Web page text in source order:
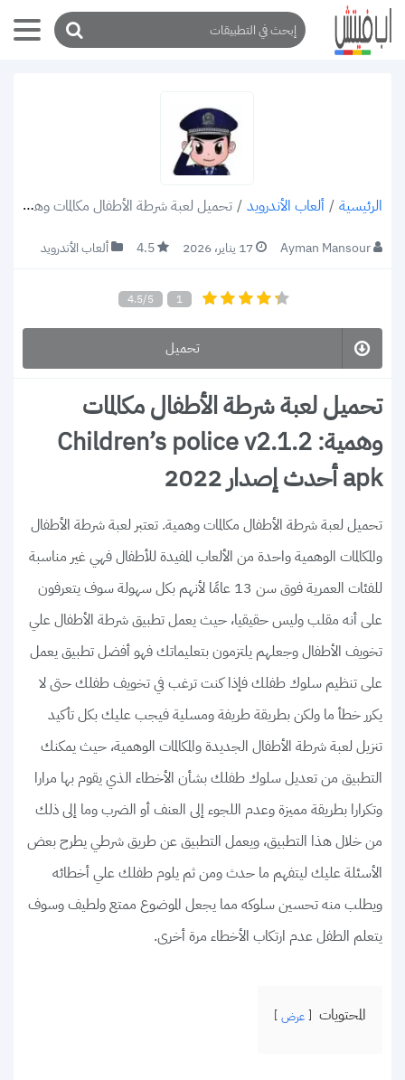
الرئيسية / ألعاب الأندرويد / تحميل لعبة شرطة الأطفال مكالمات وهمية: Children’s police v2.1.2 apk أحدث إصدار 2022
Ayman Mansour 17 يناير، 2026 4.5 ألعاب الأندرويد
4.5/5 1
تحميل
تحميل لعبة شرطة الأطفال مكالمات
وهمية: Children’s police v2.1.2
apk أحدث إصدار 2022
تحميل لعبة شرطة الأطفال مكالمات وهمية. تعتبر لعبة شرطة الأطفال
والمكالمات الوهمية واحدة من الألعاب المفيدة للأطفال فهي غير مناسبة
للفئات العمرية فوق سن 13 عامًا لأنهم بكل سهولة سوف يتعرفون
على أنه مقلب وليس حقيقيا، حيث يعمل تطبيق شرطة الأطفال علي
تخويف الأطفال وجعلهم يلتزمون بتعليماتك فهو أفضل تطبيق يعمل
على تنظيم سلوك طفلك فإذا كنت ترغب في تخويف طفلك حتى لا
يكرر خطأ ما ولكن بطريقة طريفة ومسلية فيجب عليك بكل تأكيد
تنزيل لعبة شرطة الأطفال الجديدة والمكالمات الوهمية، حيث يمكنك
التطبيق من تعديل سلوك طفلك بشأن الأخطاء الذي يقوم بها مرارا
وتكرارا بطريقة مميزة وعدم اللجوء إلى العنف أو الضرب وما إلى ذلك
من خلال هذا التطبيق، ويعمل التطبيق عن طريق شرطي يطرح بعض
الأسئلة عليك ليتفهم ما حدث ومن ثم يلوم طفلك علي أخطائه
ويطلب منه تحسين سلوكه مما يجعل الموضوع ممتع ولطيف وسوف
يتعلم الطفل عدم ارتكاب الأخطاء مرة أخرى.
المحتويات عرض